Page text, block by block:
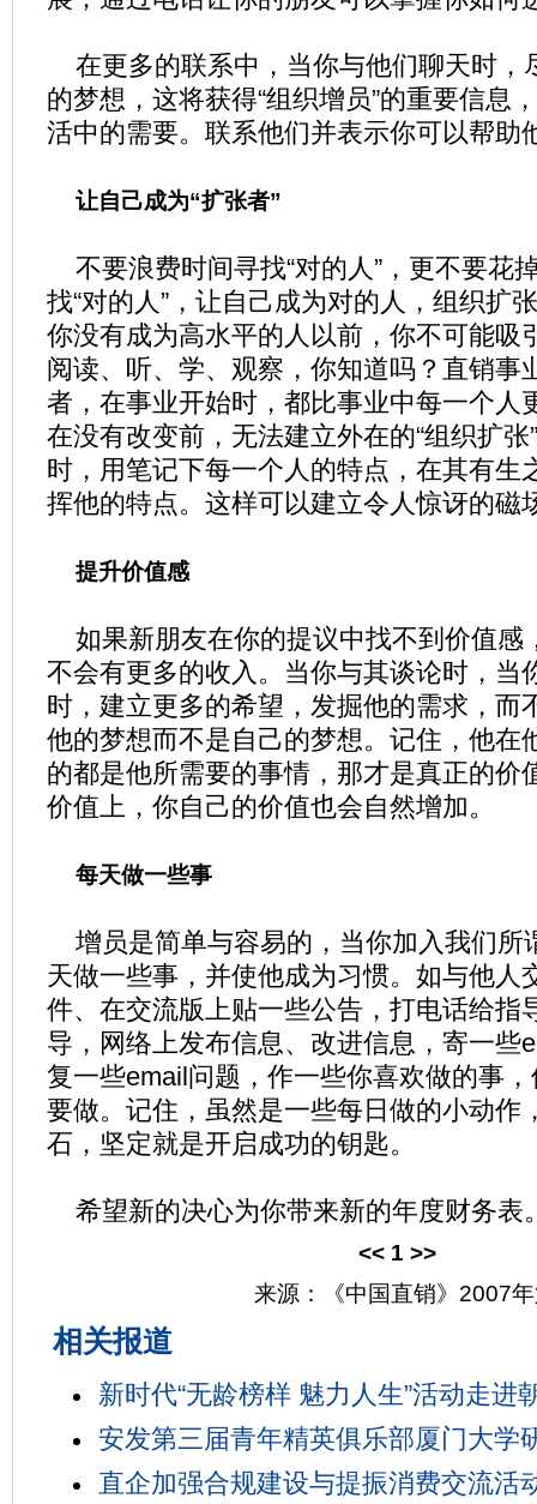
在更多的联系中，当你与他们聊天时，
的梦想，这将获得“组织增员”的重要信息
活中的需要。联系他们并表示你可以帮助
让自己成为“扩张者”
不要浪费时间寻找“对的人”，更不要花
找“对的人”，让自己成为对的人，组织扩
你没有成为高水平的人以前，你不可能吸
阅读、听、学、观察，你知道吗？直销事
者，在事业开始时，都比事业中每一个人
在没有改变前，无法建立外在的“组织扩张
时，用笔记下每一个人的特点，在其有生
挥他的特点。这样可以建立令人惊讶的磁
提升价值感
如果新朋友在你的提议中找不到价值感
不会有更多的收入。当你与其谈论时，当
时，建立更多的希望，发掘他的需求，而
他的梦想而不是自己的梦想。记住，他在
的都是他所需要的事情，那才是真正的价
价值上，你自己的价值也会自然增加。
每天做一些事
增员是简单与容易的，当你加入我们所
天做一些事，并使他成为习惯。如与他人
件、在交流版上贴一些公告，打电话给指
导，网络上发布信息、改进信息，寄一些
复一些email问题，作一些你喜欢做的事
要做。记住，虽然是一些每日做的小动作
石，坚定就是开启成功的钥匙。
希望新的决心为你带来新的年度财务表
<< 1 >>
来源：《中国直销》2007
相关报道
新时代“无龄榜样 魅力人生”活动走进
安发第三届青年精英俱乐部厦门大学
直企加强合规建设与提振消费交流活